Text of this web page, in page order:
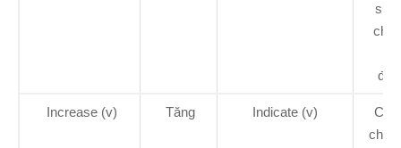
sự
Increase (v) Tăng Indicate (v)
Chỉ
cho